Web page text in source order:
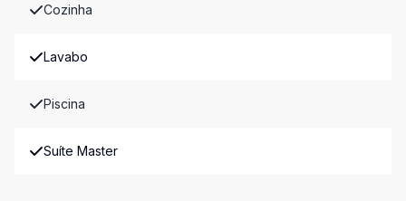
Cozinha
Lavabo
Piscina
Suíte Master